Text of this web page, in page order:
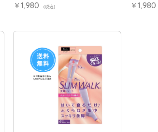
￥1,980 (税込) ￥1,980